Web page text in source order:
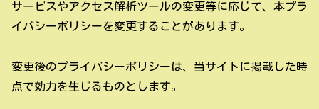
サービスやアクセス解析ツールの変更等に応じて、本プラ
イバシーポリシーを変更することがあります。
変更後のプライバシーポリシーは、当サイトに掲載した時
点で効力を生じるものとします。